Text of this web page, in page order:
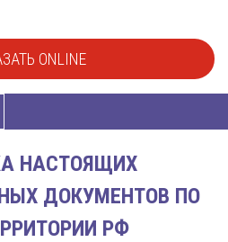
ONLINE
НАСТОЯЩИХ
ДОКУМЕНТОВ ПО
РФ